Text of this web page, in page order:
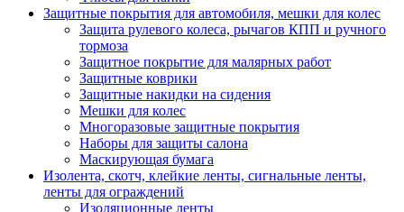
Защитные покрытия для автомобиля, мешки для колес
Защита рулевого колеса, рычагов КПП и ручного
тормоза
Защитное покрытие для малярных работ
Защитные коврики
Защитные накидки на сидения
Мешки для колес
Многоразовые защитные покрытия
Наборы для защиты салона
Маскирующая бумага
Изолента, скотч, клейкие ленты, сигнальные ленты,
ленты для ограждений
Изоляционные ленты